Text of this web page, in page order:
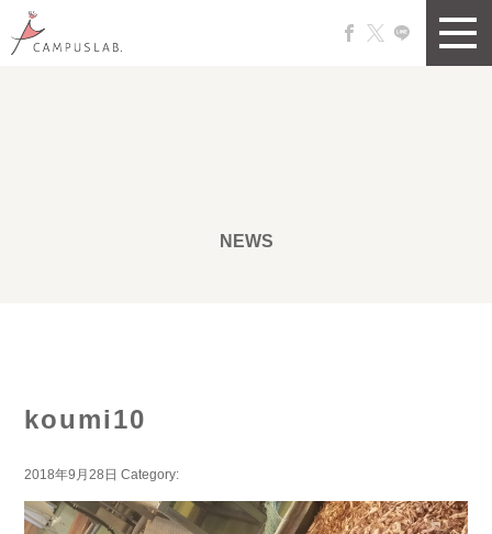
NEWS
koumi10
2018年9月28日 Category: